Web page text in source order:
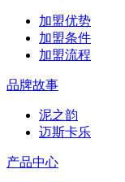
加盟优势
加盟条件
加盟流程
品牌故事
泥之韵
迈斯卡乐
产品中心